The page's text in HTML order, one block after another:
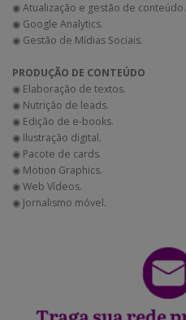
◉ Atualização e gestão de conteúdo.
◉ Google Analytics.
◉ Gestão de Mídias Sociais.
PRODUÇÃO DE CONTEÚDO
◉ Elaboração de textos.
◉ Nutrição de leads.
◉ Edição de e-books.
◉ Ilustração digital.
◉ Pacote de cards.
◉ Motion Graphics.
◉ Web Vídeos.
◉ Jornalismo móvel.